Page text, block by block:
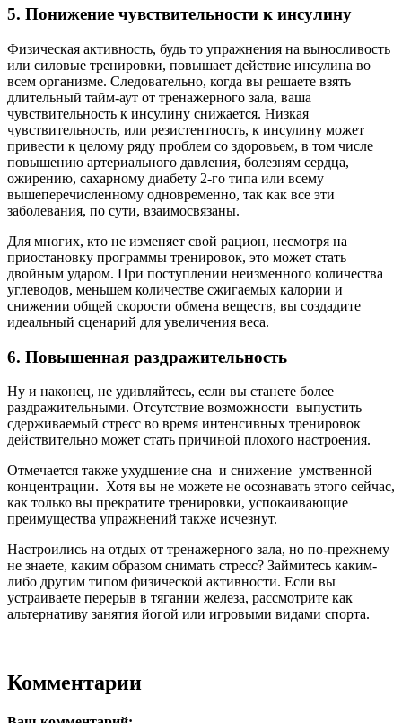
5. Понижение чувствительности к инсулину
Физическая активность, будь то упражнения на выносливость
или силовые тренировки, повышает действие инсулина во
всем организме. Следовательно, когда вы решаете взять
длительный тайм-аут от тренажерного зала, ваша
чувствительность к инсулину снижается. Низкая
чувствительность, или резистентность, к инсулину может
привести к целому ряду проблем со здоровьем, в том числе
повышению артериального давления, болезням сердца,
ожирению, сахарному диабету 2-го типа или всему
вышеперечисленному одновременно, так как все эти
заболевания, по сути, взаимосвязаны.
Для многих, кто не изменяет свой рацион, несмотря на
приостановку программы тренировок, это может стать
двойным ударом. При поступлении неизменного количества
углеводов, меньшем количестве сжигаемых калории и
снижении общей скорости обмена веществ, вы создадите
идеальный сценарий для увеличения веса.
6. Повышенная раздражительность
Ну и наконец, не удивляйтесь, если вы станете более
раздражительными. Отсутствие возможности выпустить
сдерживаемый стресс во время интенсивных тренировок
действительно может стать причиной плохого настроения.
Отмечается также ухудшение сна и снижение умственной
концентрации. Хотя вы не можете не осознавать этого сейчас,
как только вы прекратите тренировки, успокаивающие
преимущества упражнений также исчезнут.
Настроились на отдых от тренажерного зала, но по-прежнему
не знаете, каким образом снимать стресс? Займитесь каким-
либо другим типом физической активности. Если вы
устраиваете перерыв в тягании железа, рассмотрите как
альтернативу занятия йогой или игровыми видами спорта.
Комментарии